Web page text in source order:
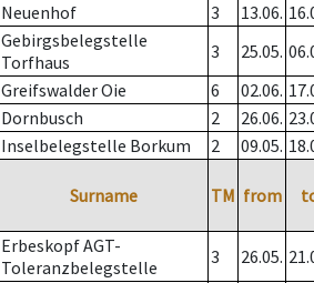
Neuenhof 3 13.06.
Gebirgsbelegstelle
Torfhaus
3 25.05.
Greifswalder Oie 6 02.06.
Dornbusch 2 26.06.
Inselbelegstelle Borkum 2 09.05.
Surname TM from
Erbeskopf AGT-
Toleranzbelegstelle
3 26.05.